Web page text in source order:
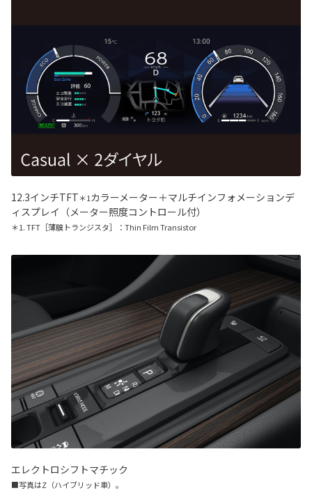
12.3インチTFT＊1カラーメーター＋マルチインフォメーションデ
ィスプレイ（メーター照度コントロール付）
＊1. TFT［薄膜トランジスタ］：Thin Film Transistor
エレクトロシフトマチック
■写真はZ（ハイブリッド車）。